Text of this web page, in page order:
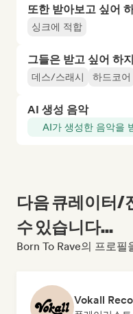
또한 받아보고 싶어
싱크에 적합
그들은 받고 싶어 하
데스/스래시 하드코어
AI 생성 음악
AI가 생성한 음악을
다음 큐레이터/
수 있습니다...
Born To Rave의 프로필
Vokall